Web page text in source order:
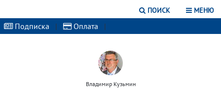
ПОИСК МЕНЮ
Подписка | Оплата |
Владимир Кузьмин